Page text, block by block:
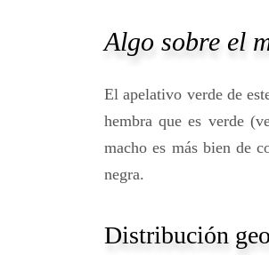
Algo sobre el
El apelativo verde de
hembra que es verde
macho es más bien de
negra.
Distribución